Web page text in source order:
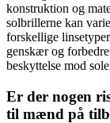
konstruktion og
solbrillerne kan
forskellige
genskær og
beskyttelse mod
Er der nogen
til mænd på